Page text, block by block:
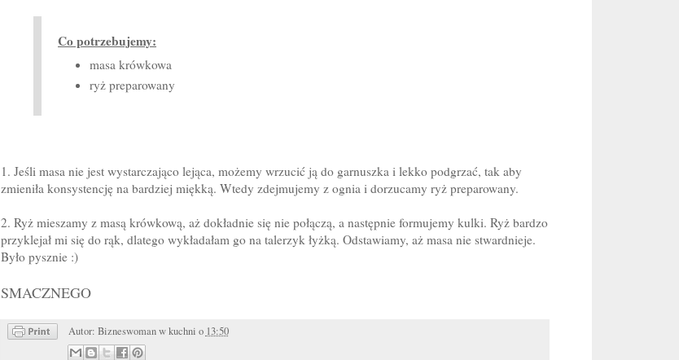
Co potrzebujemy:
masa krówkowa
ryż preparowany
1. Jeśli masa nie jest wystarczająco lejąca, możemy wrzucić ją do garnuszka i lekko podgrzać, tak aby
zmieniła konsystencję na bardziej miękką. Wtedy zdejmujemy z ognia i dorzucamy ryż preparowany.
2. Ryż mieszamy z masą krówkową, aż dokładnie się nie połączą, a następnie formujemy kulki. Ryż bardzo
przyklejał mi się do rąk, dlatego wykładałam go na talerzyk łyżką. Odstawiamy, aż masa nie stwardnieje.
Było pysznie :)
SMACZNEGO
Autor: Bizneswoman w kuchni o 13:50